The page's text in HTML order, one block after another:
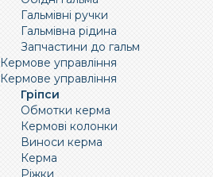
Гальмівні ручки
Гальмівна рідина
Запчастини до гальм
Кермове управління
Кермове управління
Гріпси
Обмотки керма
Кермові колонки
Виноси керма
Керма
Ріжки